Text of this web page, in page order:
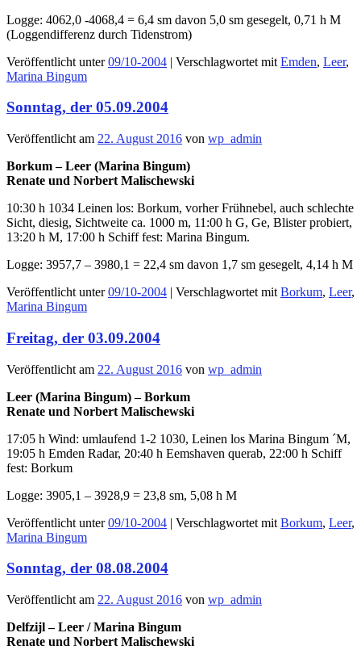
Logge: 4062,0 -4068,4 = 6,4 sm davon 5,0 sm gesegelt, 0,71 h M
(Loggendifferenz durch Tidenstrom)
Veröffentlicht unter 09/10-2004 | Verschlagwortet mit Emden, Leer,
Marina Bingum
Sonntag, der 05.09.2004
Veröffentlicht am 22. August 2016 von wp_admin
Borkum – Leer (Marina Bingum)
Renate und Norbert Malischewski
10:30 h 1034 Leinen los: Borkum, vorher Frühnebel, auch schlechte
Sicht, diesig, Sichtweite ca. 1000 m, 11:00 h G, Ge, Blister probiert,
13:20 h M, 17:00 h Schiff fest: Marina Bingum.
Logge: 3957,7 – 3980,1 = 22,4 sm davon 1,7 sm gesegelt, 4,14 h M
Veröffentlicht unter 09/10-2004 | Verschlagwortet mit Borkum, Leer,
Marina Bingum
Freitag, der 03.09.2004
Veröffentlicht am 22. August 2016 von wp_admin
Leer (Marina Bingum) – Borkum
Renate und Norbert Malischewski
17:05 h Wind: umlaufend 1-2 1030, Leinen los Marina Bingum ´M,
19:05 h Emden Radar, 20:40 h Eemshaven querab, 22:00 h Schiff
fest: Borkum
Logge: 3905,1 – 3928,9 = 23,8 sm, 5,08 h M
Veröffentlicht unter 09/10-2004 | Verschlagwortet mit Borkum, Leer,
Marina Bingum
Sonntag, der 08.08.2004
Veröffentlicht am 22. August 2016 von wp_admin
Delfzijl – Leer / Marina Bingum
Renate und Norbert Malischewski